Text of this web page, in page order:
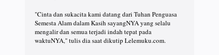
"Cinta dan sukacita kami datang dari Tuhan Penguasa
Semesta Alam dalam Kasih sayangNYA yang selalu
mengalir dan semua terjadi indah tepat pada
waktuNYA," tulis dia saat dikutip Lelemuku.com.